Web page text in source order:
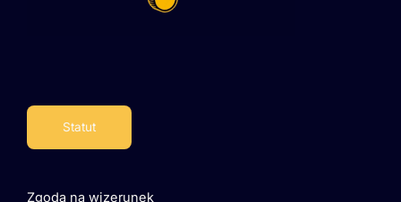
Statut
Zgoda na wizerunek